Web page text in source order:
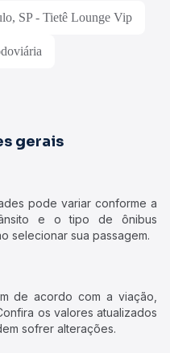
SP - Tietê Lounge Vip
gerais
pode variar conforme a
e o tipo de ônibus
selecionar sua passagem.
de acordo com a viação,
os valores atualizados
sofrer alterações.